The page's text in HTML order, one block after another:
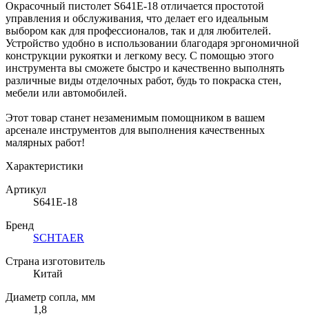
Окрасочный пистолет S641E-18 отличается простотой
управления и обслуживания, что делает его идеальным
выбором как для профессионалов, так и для любителей.
Устройство удобно в использовании благодаря эргономичной
конструкции рукоятки и легкому весу. С помощью этого
инструмента вы сможете быстро и качественно выполнять
различные виды отделочных работ, будь то покраска стен,
мебели или автомобилей.
Этот товар станет незаменимым помощником в вашем
арсенале инструментов для выполнения качественных
малярных работ!
Характеристики
Артикул
S641E-18
Бренд
SCHTAER
Страна изготовитель
Китай
Диаметр сопла, мм
1,8